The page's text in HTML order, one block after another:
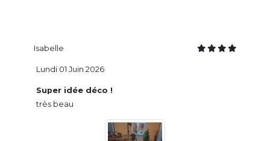
Isabelle
Super idée déco !
très beau
Lundi 01 Juin 2026